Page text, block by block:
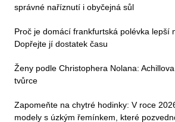
správné naříznutí i obyčejná sůl
Proč je domácí frankfurtská polévka lepší
Dopřejte jí dostatek času
Ženy podle Christophera Nolana:
tvůrce
Zapomeňte na chytré hodinky: V roce
modely s úzkým řemínkem, které